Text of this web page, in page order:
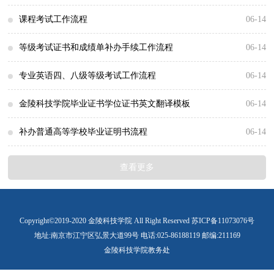
全国大学英语四、六级考试工作流程 06-14
课程考试工作流程
课程考试工作流程 06-14
等级考试证书和成绩单补办手续工作流程
等级考试证书和成绩单补办手续工作流程 06-14
专业英语四、八级等级考试工作流程
专业英语四、八级等级考试工作流程 06-14
金陵科技学院毕业证书学位证书英文翻译模板
金陵科技学院毕业证书学位证书英文翻译模板 06-14
补办普通高等学校毕业证明书流程
根据国家学历证书管理规定：遗失毕业证书后，只能补办毕业证明
查看更多
Copyright©2019-2020 金陵科技学院 All Right Reserved 苏ICP备11073076号
地址:南京市江宁区弘景大道99号 电话:025-86188119 邮编:211169
金陵科技学院教务处